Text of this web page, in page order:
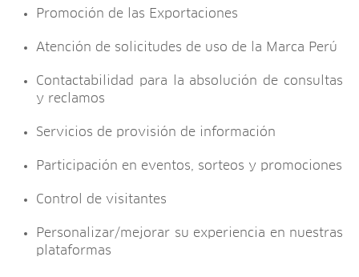
Promoción de las Exportaciones
Atención de solicitudes de uso de la Marca Perú
Contactabilidad para la absolución de consultas
y reclamos
Servicios de provisión de información
Participación en eventos, sorteos y promociones
Control de visitantes
Personalizar/mejorar su experiencia en nuestras
plataformas